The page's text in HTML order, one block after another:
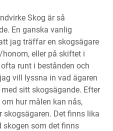
Skog är så
En ganska vanlig
jag träffar en skogsägare
eller på skiftet i
runt i bestånden och
vill lyssna in vad ägaren
sitt skogsägande. Efter
hur målen kan nås,
Det finns lika
skogen som det finns